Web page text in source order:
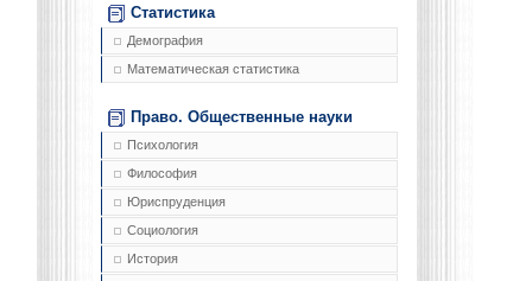
Статистика
Демография
Математическая статистика
Право. Общественные науки
Психология
Философия
Юриспруденция
Социология
История